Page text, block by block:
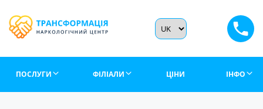
ПОСЛУГИ ФІЛІАЛИ ЦІНИ ІНФО